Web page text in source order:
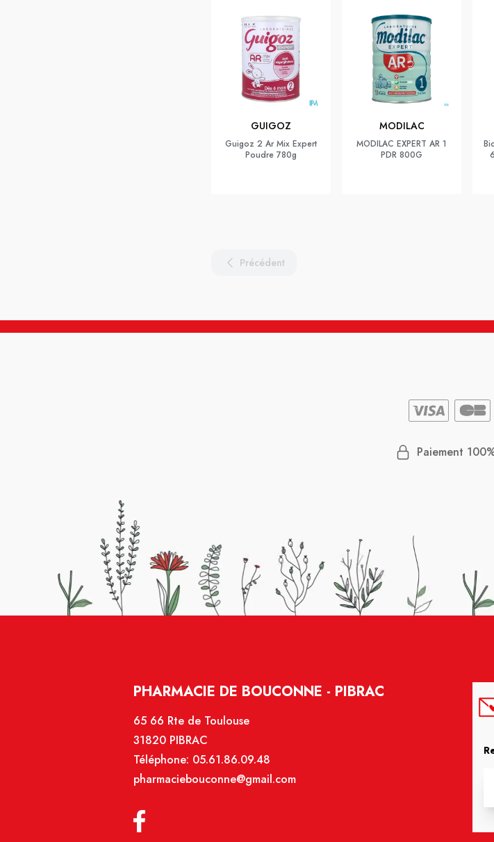
GUIGOZ
Guigoz 2 Ar Mix Expert
Poudre 780g
MODILAC
MODILAC EXPERT AR 1
PDR 800G
Précédent
Paiement
PHARMACIE DE BOUCONNE - PIBRAC
65 66 Rte de Toulouse
31820 PIBRAC
Téléphone: 05.61.86.09.48
pharmaciebouconne@gmail.com